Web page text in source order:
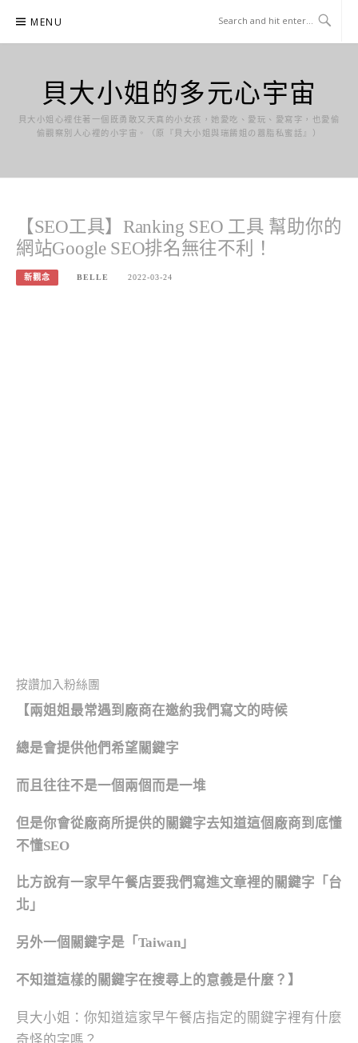
content
MENU
貝大小姐的多元心宇宙
貝大小姐心裡住著一個既勇敢又天真的小女孩，她愛吃、愛玩、愛寫字，也愛偷
偷觀察別人心裡的小宇宙。（原『貝大小姐與瑞餚姐の囂脂私蜜話』）
【SEO工具】Ranking SEO 工具 幫助你的
網站Google SEO排名無往不利！
新觀念 BELLE 2022-03-24
按讚加入粉絲團
【兩姐姐最常遇到廠商在邀約我們寫文的時候
總是會提供他們希望關鍵字
而且往往不是一個兩個而是一堆
但是你會從廠商所提供的關鍵字去知道這個廠商到底懂
不懂SEO
比方說有一家早午餐店要我們寫進文章裡的關鍵字「台
北」
另外一個關鍵字是「Taiwan」
不知道這樣的關鍵字在搜尋上的意義是什麼？】
貝大小姐：你知道這家早午餐店指定的關鍵字裡有什麼
奇怪的字嗎？